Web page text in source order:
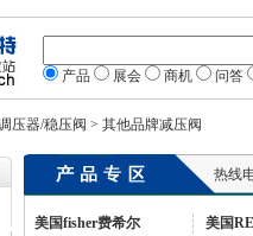
产品 展会 商机 问答
压器/稳压阀 > 其他品牌减压阀
热线
美国fisher费希尔
美国